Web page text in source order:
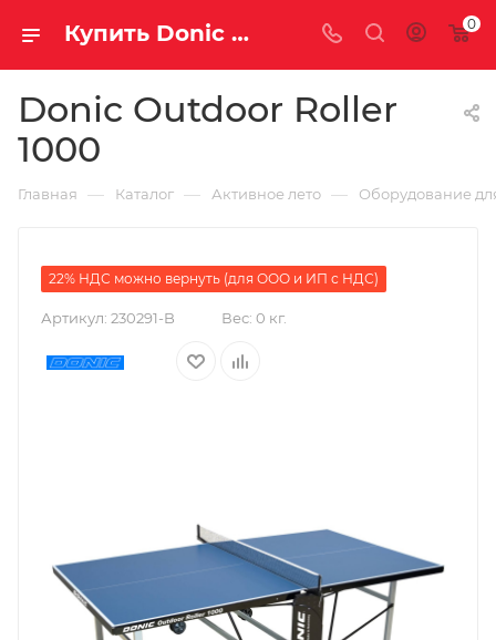
Купить Donic Outdoor Roller 1000 за рублей, а со скидкой 159 990 руб. 0
Donic Outdoor Roller
1000
Главная — Каталог — Активное лето — Оборудование
22% НДС можно вернуть (для ООО и ИП с НДС)
Артикул: 230291-B Вес: 0 кг.